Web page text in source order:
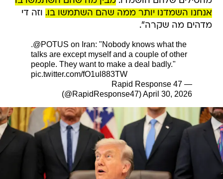
אנחנו השמדנו יותר ממה שהם השתמשו בו. וזה די
מדהים מה שקרה".
.@POTUS on Iran: "Nobody knows what the
talks are except myself and a couple of other
people. They want to make a deal badly."
pic.twitter.com/fO1ul883TW
— Rapid Response 47
(@RapidResponse47)April 30, 2026